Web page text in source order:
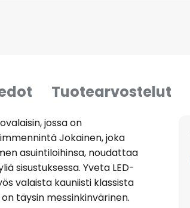
Tuotearvostelut
jossa on
Jokainen, joka
asuintiloihinsa, noudattaa
sisustuksessa. Yveta LED-
valaista kauniisti klassista
täysin messinkinvärinen.